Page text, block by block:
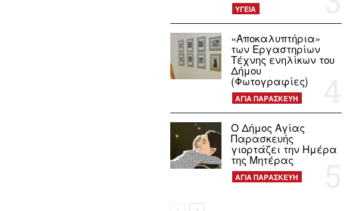
ΥΓΕΙΑ
«Αποκαλυπτήρια»
των Εργαστηρίων
Τέχνης ενηλίκων του
Δήμου
(Φωτογραφίες)
ΑΓΙΑ ΠΑΡΑΣΚΕΥΗ
Ο Δήμος Αγίας
Παρασκευής
γιορτάζει την Ημέρα
της Μητέρας
ΑΓΙΑ ΠΑΡΑΣΚΕΥΗ